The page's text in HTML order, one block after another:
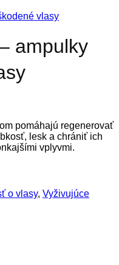
ampulky
pomáhajú regenerovať
lesk a chrániť ich
vplyvmi.
o vlasy, Vyživujúce